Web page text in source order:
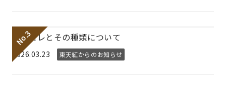
フカヒレとその種類について
2026.03.23 東天紅からのお知らせ